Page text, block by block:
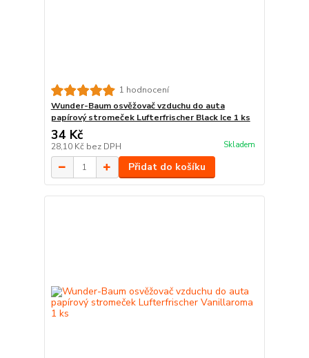
1 hodnocení
Wunder-Baum osvěžovač vzduchu do auta
papírový stromeček Lufterfrischer Black Ice 1 ks
34 Kč
28,10 Kč bez DPH Skladem
Přidat do košíku